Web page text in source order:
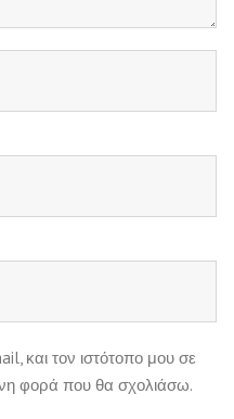
και τον ιστότοπο μου σε
φορά που θα σχολιάσω.